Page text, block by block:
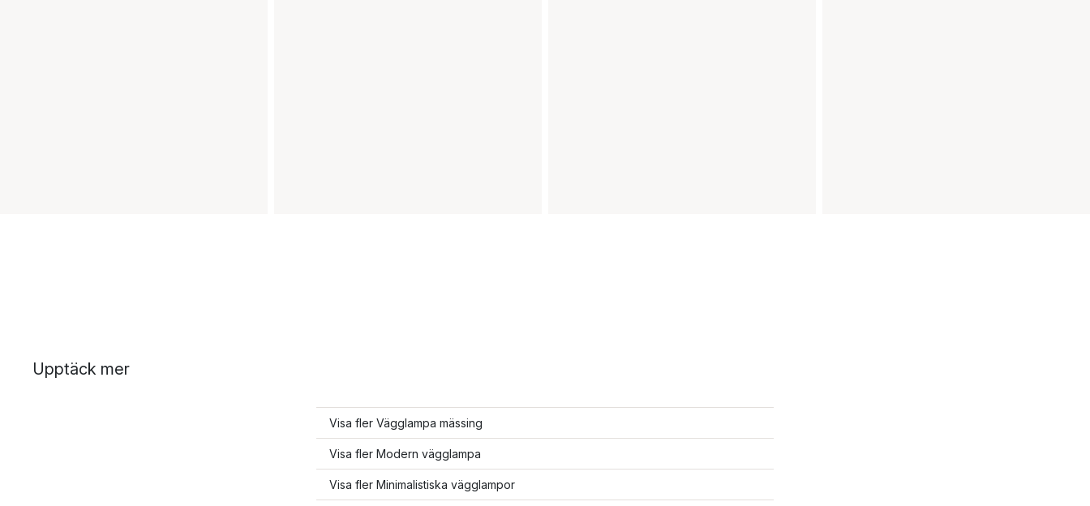
Upptäck mer
Visa fler Vägglampa mässing
Visa fler Modern vägglampa
Visa fler Minimalistiska vägglampor